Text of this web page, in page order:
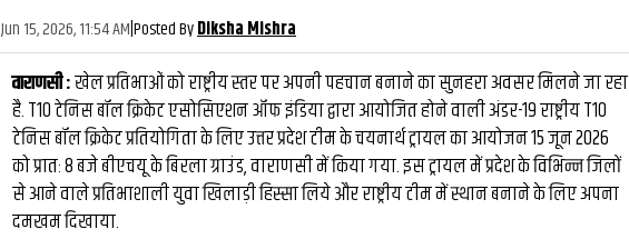
Jun 15, 2026, 11:54 AM|Posted ByDiksha Mishra
वाराणसी :खेल प्रतिभाओं को राष्ट्रीय स्तर पर अपनी पहचान बनाने का सुनहरा अवसर मिलने जा रहा
है. T10 टेनिस बॉल क्रिकेट एसोसिएशन ऑफ इंडिया द्वारा आयोजित होने वाली अंडर-19 राष्ट्रीय T10
टेनिस बॉल क्रिकेट प्रतियोगिता के लिए उत्तर प्रदेश टीम के चयनार्थ ट्रायल का आयोजन 15 जून 2026
को प्रातः 8 बजे बीएचयू के बिरला ग्राउंड, वाराणसी में किया गया. इस ट्रायल में प्रदेश के विभिन्न जिलों
से आने वाले प्रतिभाशाली युवा खिलाड़ी हिस्सा लिये और राष्ट्रीय टीम में स्थान बनाने के लिए अपना
दमखम दिखाया.